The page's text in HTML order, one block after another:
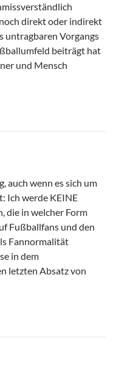
direkt oder indirekt
untragbaren Vorgangs
beiträgt hat
und Mensch
auch wenn es sich um
Ich werde KEINE
die in welcher Form
Fußballfans und den
Fannormalität
in dem
letzten Absatz von